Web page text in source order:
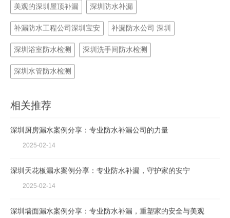
美观的深圳屋顶补漏 深圳防水补漏
补漏防水工程公司深圳宝安 补漏防水公司 深圳
深圳浴室防水检测 深圳洗手间防水检测
深圳水管防水检测
相关推荐
深圳厨房漏水案例分享：专业防水补漏公司的力量
2025-02-14
深圳天花板漏水案例分享：专业防水补漏，守护家的安宁
2025-02-14
深圳墙面漏水案例分享：专业防水补漏，重塑家的安全与美观